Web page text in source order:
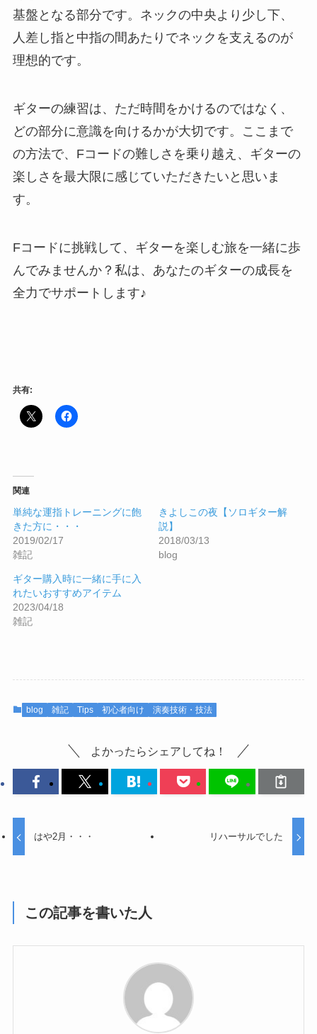
基盤となる部分です。ネックの中央より少し下、
人差し指と中指の間あたりでネックを支えるのが
理想的です。
ギターの練習は、ただ時間をかけるのではなく、
どの部分に意識を向けるかが大切です。ここまで
の方法で、Fコードの難しさを乗り越え、ギターの
楽しさを最大限に感じていただきたいと思いま
す。
Fコードに挑戦して、ギターを楽しむ旅を一緒に歩
んでみませんか？私は、あなたのギターの成長を
全力でサポートします♪
共有:
関連
単純な運指トレーニングに飽
きた方に・・・
2019/02/17
雑記
きよしこの夜【ソロギター解
説】
2018/03/13
blog
ギター購入時に一緒に手に入
れたいおすすめアイテム
2023/04/18
雑記
blog 雑記 Tips 初心者向け 演奏技術・技法
よかったらシェアしてね！
はや2月・・・ リハーサルでした
この記事を書いた人